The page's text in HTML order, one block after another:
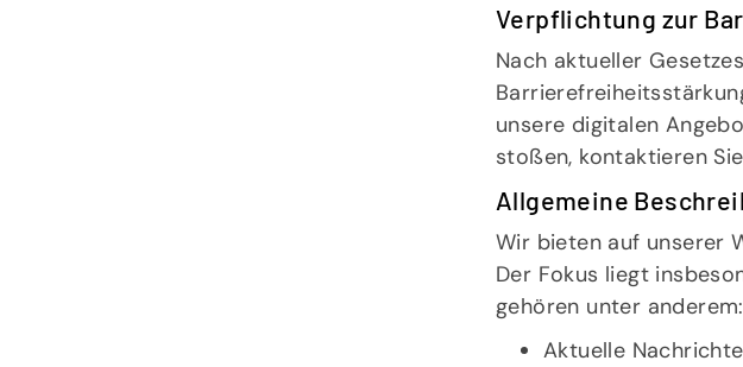
Verpflichtung zur
Nach aktueller
unsere digitalen
stoßen, kontaktieren
Allgemeine
Wir bieten auf unserer
Der Fokus liegt
gehören unter anderem:
Aktuelle
Tennisgemeinschaft Hannover e.V.
Tennis
Pickleball